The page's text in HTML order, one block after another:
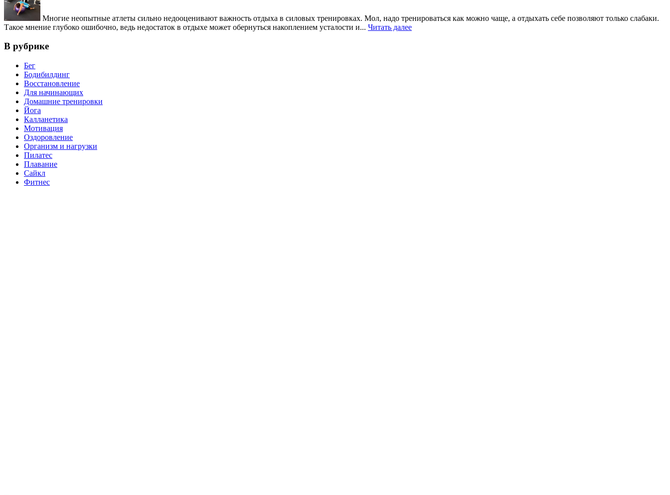
Многие неопытные атлеты сильно недооценивают важность отдыха в силовых тренировках. Мол, надо тренироваться как можно чаще, а отдыхать себе позволяют только слабаки.
Такое мнение глубоко ошибочно, ведь недостаток в отдыхе может обернуться накоплением усталости и... Читать далее
В рубрике
Бег
Бодибилдинг
Восстановление
Для начинающих
Домашние тренировки
Йога
Калланетика
Мотивация
Оздоровление
Организм и нагрузки
Пилатес
Плавание
Сайкл
Фитнес